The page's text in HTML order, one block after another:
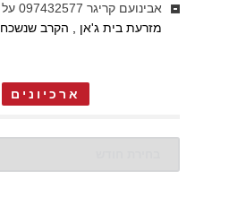
אבינועם קריגר 097432577 על
מזרעת בית ג'אן , הקרב שנשכח
ארכיונים